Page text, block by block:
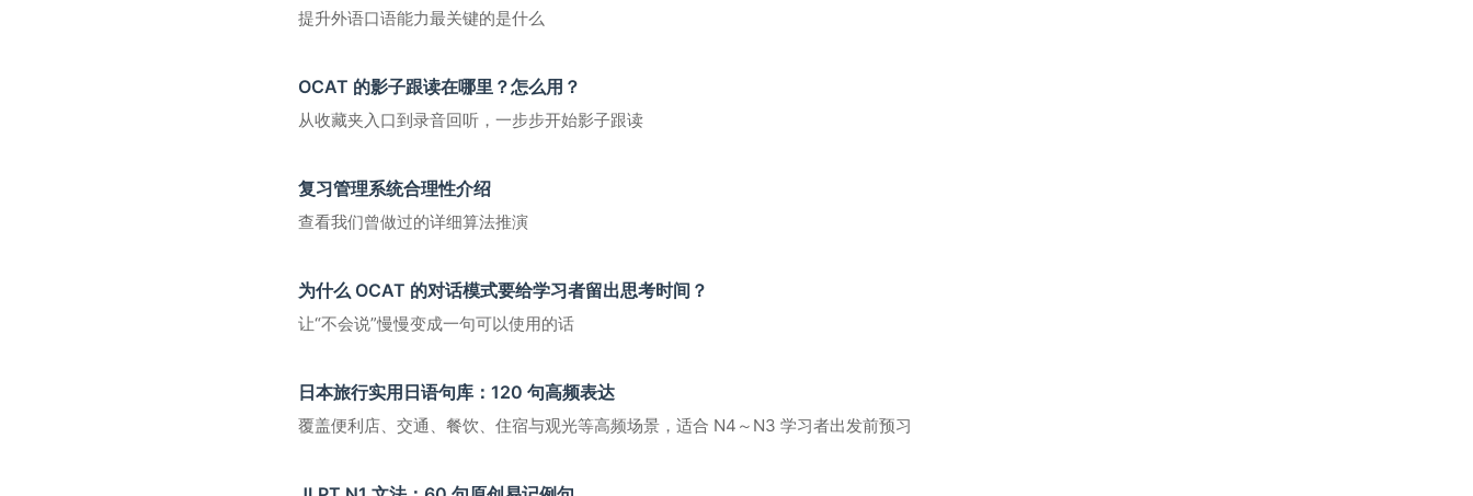
提升外语口语能力最关键的是什么
OCAT 的影子跟读在哪里？怎么用？
从收藏夹入口到录音回听，一步步开始影子跟读
复习管理系统合理性介绍
查看我们曾做过的详细算法推演
为什么 OCAT 的对话模式要给学习者留出思考时间？
让“不会说”慢慢变成一句可以使用的话
日本旅行实用日语句库：120 句高频表达
覆盖便利店、交通、餐饮、住宿与观光等高频场景，适合 N4～N3 学习者出发前预习